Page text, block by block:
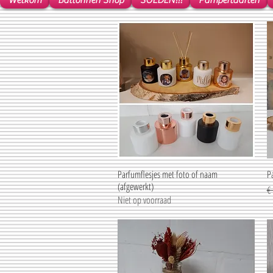
Snel overzicht
Parfumflesjes met foto of naam
(afgewerkt)
Niet op voorraad
€